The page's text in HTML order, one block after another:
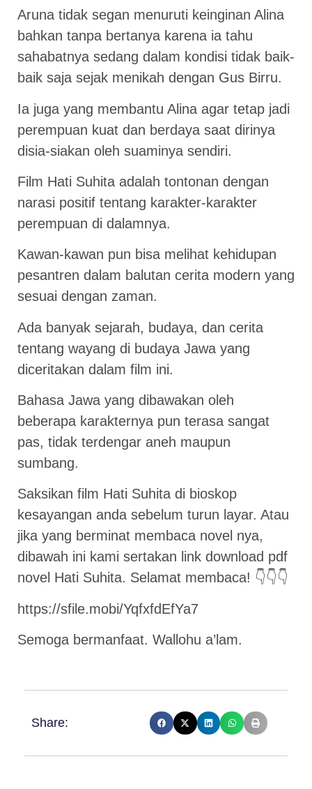
Aruna tidak segan menuruti keinginan Alina
bahkan tanpa bertanya karena ia tahu
sahabatnya sedang dalam kondisi tidak baik-
baik saja sejak menikah dengan Gus Birru.
Ia juga yang membantu Alina agar tetap jadi
perempuan kuat dan berdaya saat dirinya
disia-siakan oleh suaminya sendiri.
Film Hati Suhita adalah tontonan dengan
narasi positif tentang karakter-karakter
perempuan di dalamnya.
Kawan-kawan pun bisa melihat kehidupan
pesantren dalam balutan cerita modern yang
sesuai dengan zaman.
Ada banyak sejarah, budaya, dan cerita
tentang wayang di budaya Jawa yang
diceritakan dalam film ini.
Bahasa Jawa yang dibawakan oleh
beberapa karakternya pun terasa sangat
pas, tidak terdengar aneh maupun
sumbang.
Saksikan film Hati Suhita di bioskop
kesayangan anda sebelum turun layar. Atau
jika yang berminat membaca novel nya,
dibawah ini kami sertakan link download pdf
novel Hati Suhita. Selamat membaca! 👇👇👇
https://sfile.mobi/YqfxfdEfYa7
Semoga bermanfaat. Wallohu a’lam.
Share: